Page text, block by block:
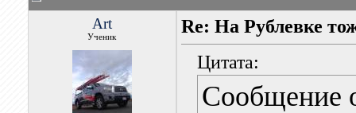
Art
Ученик
Re: На Рублевке
Цитата:
Сообщение